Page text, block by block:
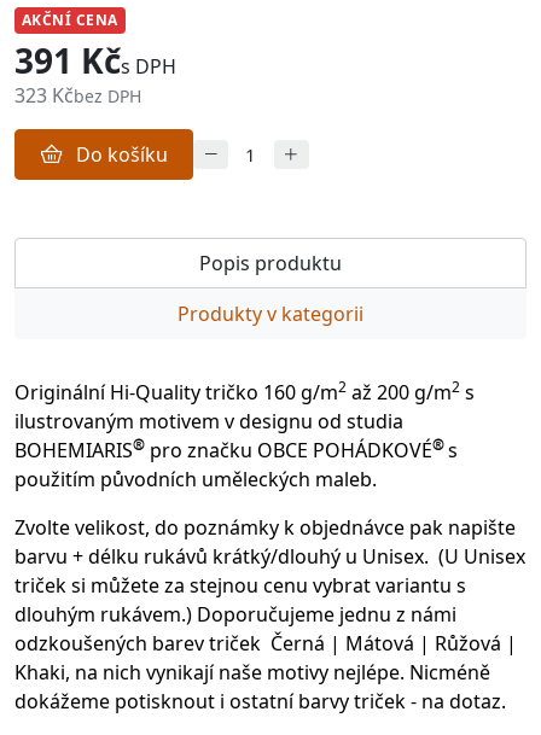
AKČNÍ CENA
391 Kčs DPH
323 Kčbez DPH
Do košíku
Popis produktu
Produkty v kategorii
Originální Hi-Quality tričko 160 g/m2 až 200 g/m2 s
ilustrovaným motivem v designu od studia
BOHEMIARIS® pro značku OBCE POHÁDKOVÉ®s
použitím původních uměleckých maleb.
Zvolte velikost, do poznámky k objednávce pak napište
barvu + délku rukávů krátký/dlouhý u Unisex. (U Unisex
triček si můžete za stejnou cenu vybrat variantu s
dlouhým rukávem.) Doporučujeme jednu z námi
odzkoušených barev triček Černá | Mátová | Růžová |
Khaki, na nich vynikají naše motivy nejlépe. Nicméně
dokážeme potisknout i ostatní barvy triček - na dotaz.